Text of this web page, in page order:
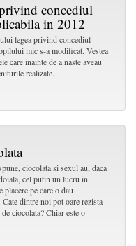
concediul
in 2012
legea privind concediul
mic s-a modificat. Vestea
care inainte de a naste aveau
realizate.
ciocolata si sexul au, daca
cel putin un lucru in
placere pe care o dau
dintre noi pot oare rezista
ciocolata? Chiar este o